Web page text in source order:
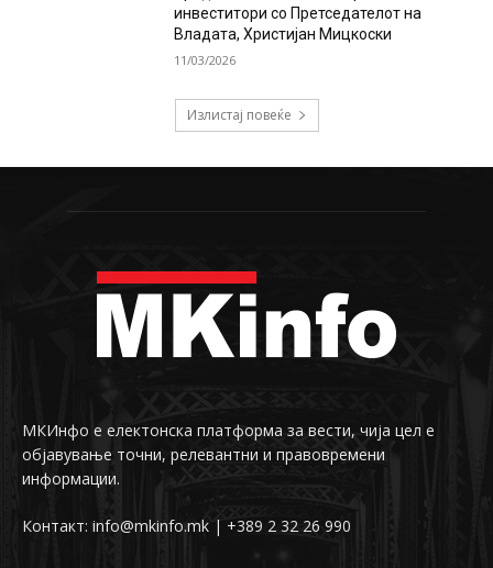
инвеститори со Претседателот на
Владата, Христијан Мицкоски
11/03/2026
Излистај повеќе
МКИнфо е електонска платформа за вести, чија цел е
објавување точни, релевантни и правовремени
информации.
Контакт: info@mkinfo.mk | +389 2 32 26 990